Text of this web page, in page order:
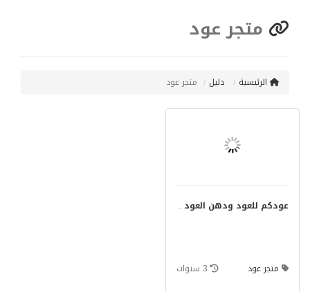
متجر عود
الرئيسية دليل متجر عود
عودكم للعود ودهن العود ..
متجر عود 3 سنوات